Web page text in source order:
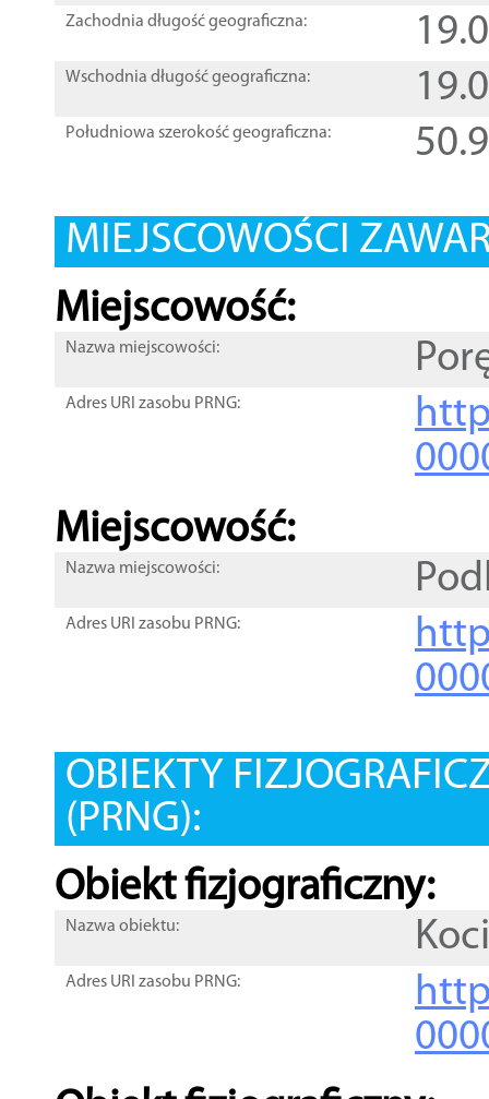
Zachodnia długość geograficzna:
Wschodnia długość geograficzna:
Południowa szerokość geograficzna:
MIEJSCOWOŚCI
Miejscowość:
Nazwa miejscowości:
Adres URI zasobu PRNG:
Miejscowość:
Nazwa miejscowości:
Adres URI zasobu PRNG:
OBIEKTY
(PRNG):
Obiekt fizjograficzny:
Nazwa obiektu:
Adres URI zasobu PRNG: